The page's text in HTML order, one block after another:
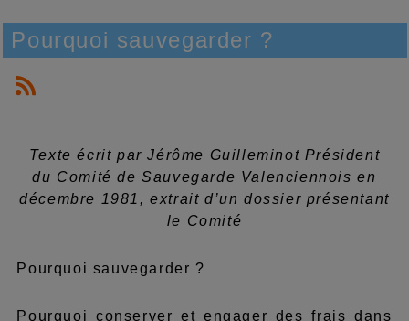
Pourquoi sauvegarder ?
Texte écrit par Jérôme Guilleminot Président
du Comité de Sauvegarde Valenciennois en
décembre 1981, extrait d’un dossier présentant
le Comité
Pourquoi sauvegarder ?
Pourquoi conserver et engager des frais dans